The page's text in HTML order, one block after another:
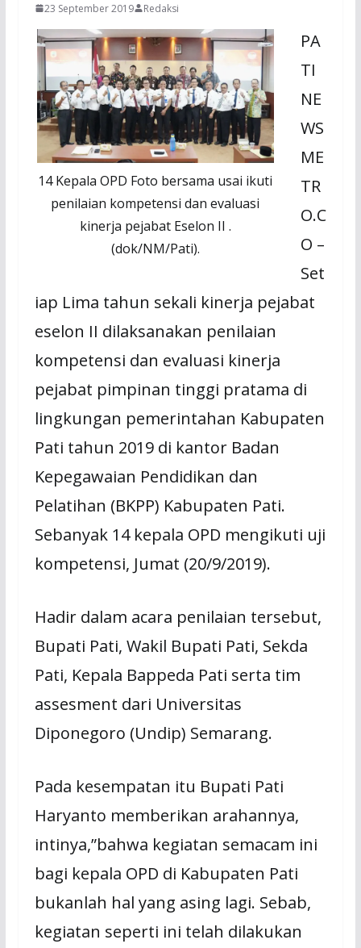
23 September 2019 Redaksi
14 Kepala OPD Foto bersama usai ikuti
penilaian kompetensi dan evaluasi
kinerja pejabat Eselon II .
(dok/NM/Pati).
PA
TI
NE
WS
ME
TR
O.C
O –
Set
iap Lima tahun sekali kinerja pejabat
eselon II dilaksanakan penilaian
kompetensi dan evaluasi kinerja
pejabat pimpinan tinggi pratama di
lingkungan pemerintahan Kabupaten
Pati tahun 2019 di kantor Badan
Kepegawaian Pendidikan dan
Pelatihan (BKPP) Kabupaten Pati.
Sebanyak 14 kepala OPD mengikuti uji
kompetensi, Jumat (20/9/2019).
Hadir dalam acara penilaian tersebut,
Bupati Pati, Wakil Bupati Pati, Sekda
Pati, Kepala Bappeda Pati serta tim
assesment dari Universitas
Diponegoro (Undip) Semarang.
Pada kesempatan itu Bupati Pati
Haryanto memberikan arahannya,
intinya,”bahwa kegiatan semacam ini
bagi kepala OPD di Kabupaten Pati
bukanlah hal yang asing lagi. Sebab,
kegiatan seperti ini telah dilakukan